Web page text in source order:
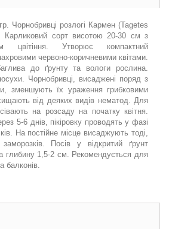
Чорнобривці розлогі Кармен (Tagetes
Карликовий сорт висотою 20-30 см з
цвітіння. Утворює компактний
червоно-коричневими квітами.
до ґрунту та вологи рослина.
Чорнобривці, висаджені поряд з
зменшують їх ураження грибковими
від деяких видів нематод. Для
на розсаду на початку квітня.
5-6 днів, пікіровку проводять у фазі
На постійне місце висаджують тоді,
Посів у відкритий ґрунт
глибину 1,5-2 см. Рекомендується для
балконів.